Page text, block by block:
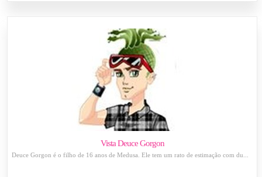
Vista Deuce Gorgon
Deuce Gorgon é o filho de 16 anos de Medusa. Ele tem um rato de estimação com du...